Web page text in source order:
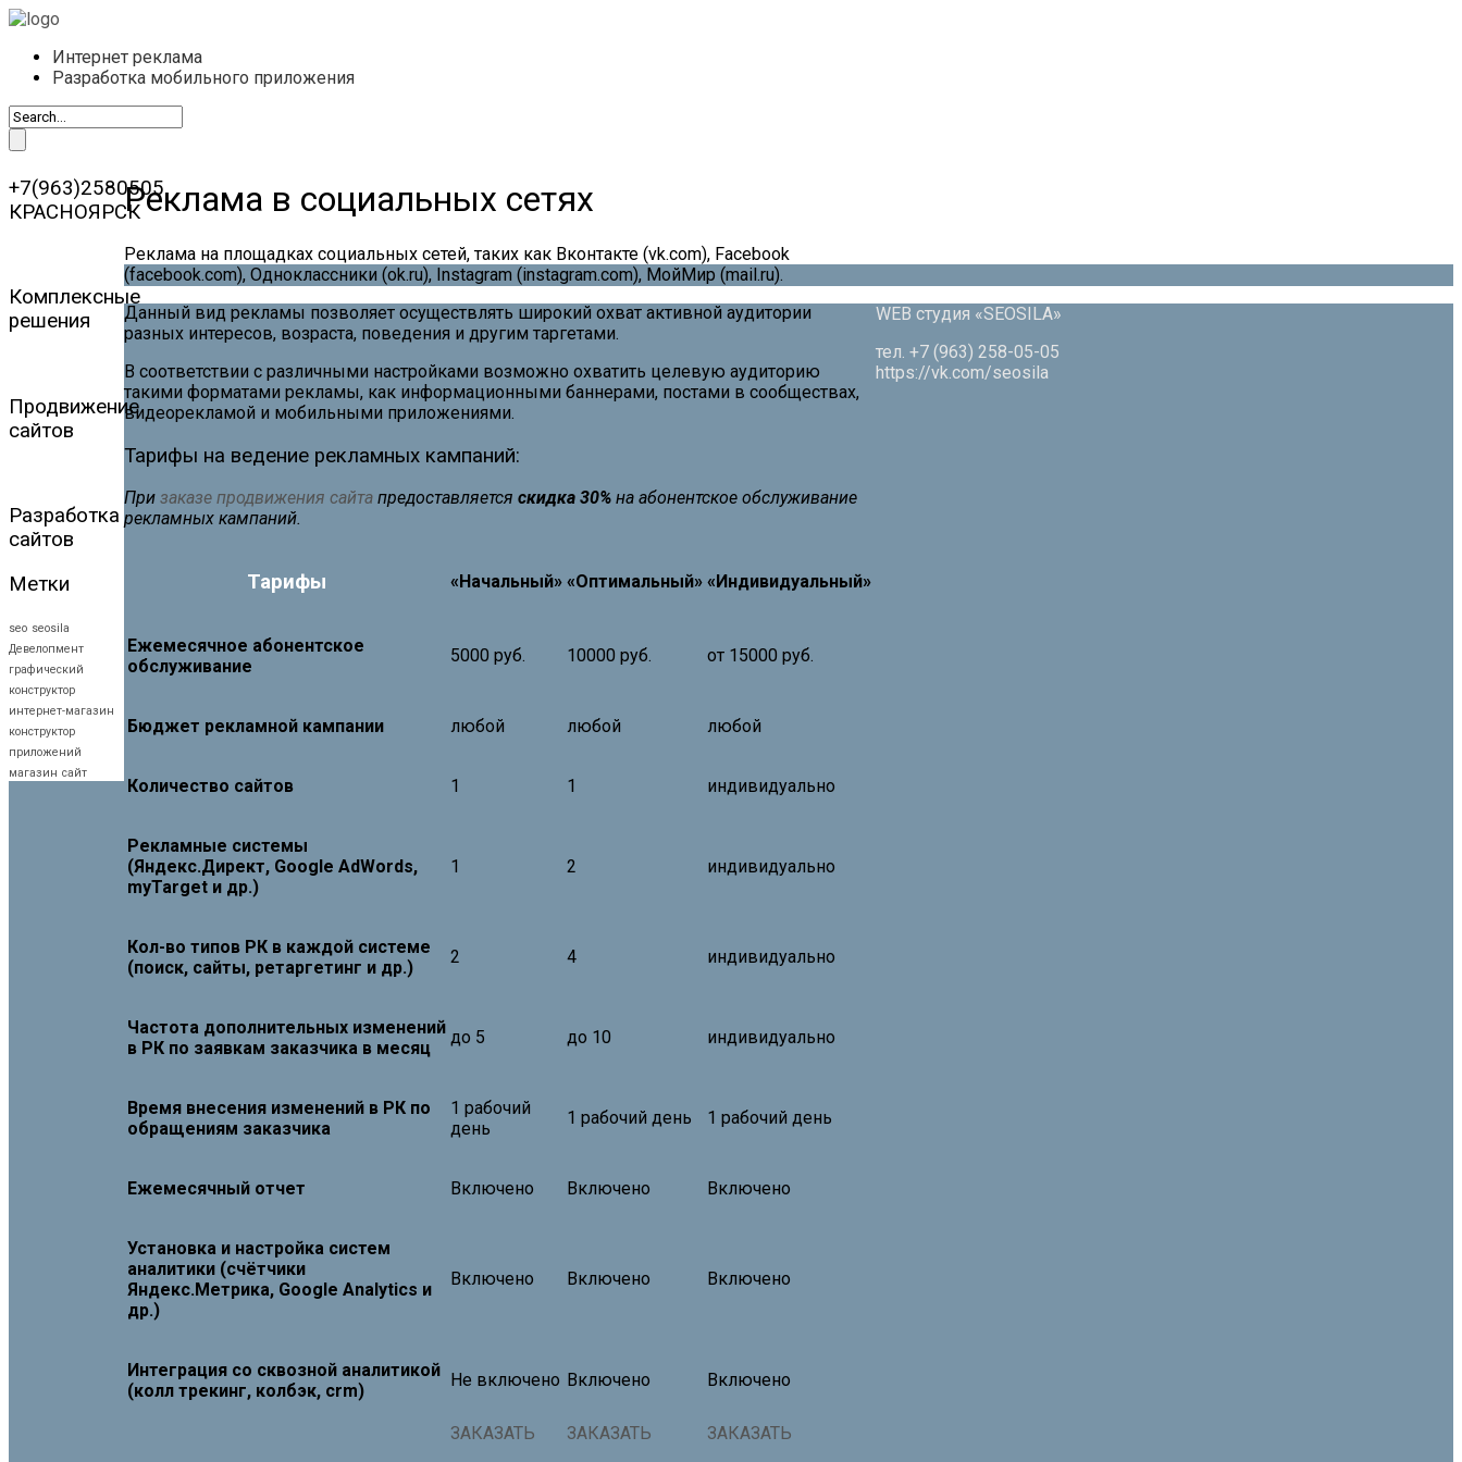
Интернет реклама
Разработка мобильного приложения
+7(963)2580505
КРАСНОЯРСК
Комплексные
решения
Продвижение
сайтов
Разработка
сайтов
Метки
seo seosila
Девелопмент
графический
конструктор
интернет-магазин
конструктор
приложений
магазин сайт
Реклама в социальных сетях
Реклама на площадках социальных сетей, таких как Вконтакте (vk.com), Facebook
(facebook.com), Одноклассники (ok.ru), Instagram (instagram.com), МойМир (mail.ru).
Данный вид рекламы позволяет осуществлять широкий охват активной аудитории
разных интересов, возраста, поведения и другим таргетами.
В соответствии с различными настройками возможно охватить целевую аудиторию
такими форматами рекламы, как информационными баннерами, постами в сообществах,
видеорекламой и мобильными приложениями.
Тарифы на ведение рекламных кампаний:
Призаказе продвижения сайта предоставляетсяскидка 30% на абонентское обслуживание
рекламных кампаний.
Тарифы «Начальный» «Оптимальный» «Индивидуальный»
Ежемесячное абонентское
обслуживание
5000 руб. 10000 руб. от 15000 руб.
Бюджет рекламной кампании любой любой любой
Количество сайтов 1 1 индивидуально
Рекламные системы
(Яндекс.Директ, Google AdWords,
myTarget и др.)
1 2 индивидуально
Кол-во типов РК в каждой системе
(поиск, сайты, ретаргетинг и др.)
2 4 индивидуально
Частота дополнительных изменений
в РК по заявкам заказчика в месяц
до 5 до 10 индивидуально
Время внесения изменений в РК по
обращениям заказчика
1 рабочий
день
1 рабочий день 1 рабочий день
Ежемесячный отчет Включено Включено Включено
Установка и настройка систем
аналитики (счётчики
Яндекс.Метрика, Google Analytics и
др.)
Включено Включено Включено
Интеграция со сквозной аналитикой
(колл трекинг, колбэк, crm)
Не включено Включено Включено
ЗАКАЗАТЬ ЗАКАЗАТЬ ЗАКАЗАТЬ
WEB студия «SEOSILA»
тел. +7 (963) 258-05-05
https://vk.com/seosila